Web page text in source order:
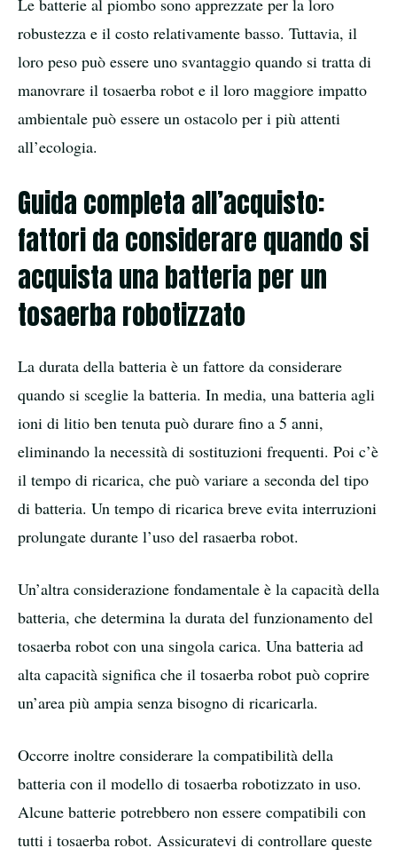
robustezza e il costo relativamente basso. Tuttavia, il
loro peso può essere uno svantaggio quando si tratta di
manovrare il tosaerba robot e il loro maggiore impatto
ambientale può essere un ostacolo per i più attenti
all’ecologia.
Guida completa all’acquisto:
fattori da considerare quando si
acquista una batteria per un
tosaerba robotizzato
La durata della batteria è un fattore da considerare
quando si sceglie la batteria. In media, una batteria agli
ioni di litio ben tenuta può durare fino a 5 anni,
eliminando la necessità di sostituzioni frequenti. Poi c’è
il tempo di ricarica, che può variare a seconda del tipo
di batteria. Un tempo di ricarica breve evita interruzioni
prolungate durante l’uso del rasaerba robot.
Un’altra considerazione fondamentale è la capacità della
batteria, che determina la durata del funzionamento del
tosaerba robot con una singola carica. Una batteria ad
alta capacità significa che il tosaerba robot può coprire
un’area più ampia senza bisogno di ricaricarla.
Occorre inoltre considerare la compatibilità della
batteria con il modello di tosaerba robotizzato in uso.
Alcune batterie potrebbero non essere compatibili con
tutti i tosaerba robot. Assicuratevi di controllare queste